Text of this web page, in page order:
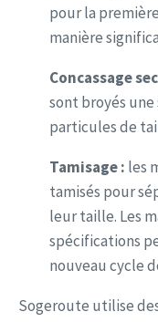
pour la
manière
Concassage
sont broyés
particules de
Tamisage : les
tamisés pour
leur taille. Les
spécifications
nouveau cycle
Sogeroute utilise